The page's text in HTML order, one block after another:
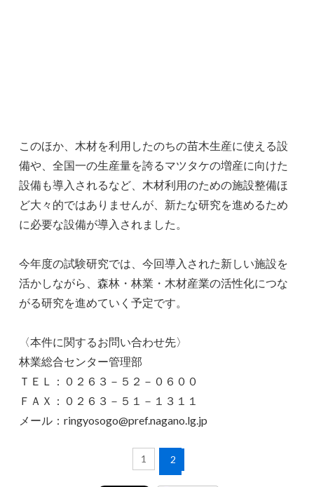
このほか、木材を利用したのちの苗木生産に使える設
備や、全国一の生産量を誇るマツタケの増産に向けた
設備も導入されるなど、木材利用のための施設整備ほ
ど大々的ではありませんが、新たな研究を進めるため
に必要な設備が導入されました。
今年度の試験研究では、今回導入された新しい施設を
活かしながら、森林・林業・木材産業の活性化につな
がる研究を進めていく予定です。
〈本件に関するお問い合わせ先〉
林業総合センター管理部
ＴＥＬ：０２６３－５２－０６００
ＦＡＸ：０２６３－５１－１３１１
メール：ringyosogo@pref.nagano.lg.jp
1 2